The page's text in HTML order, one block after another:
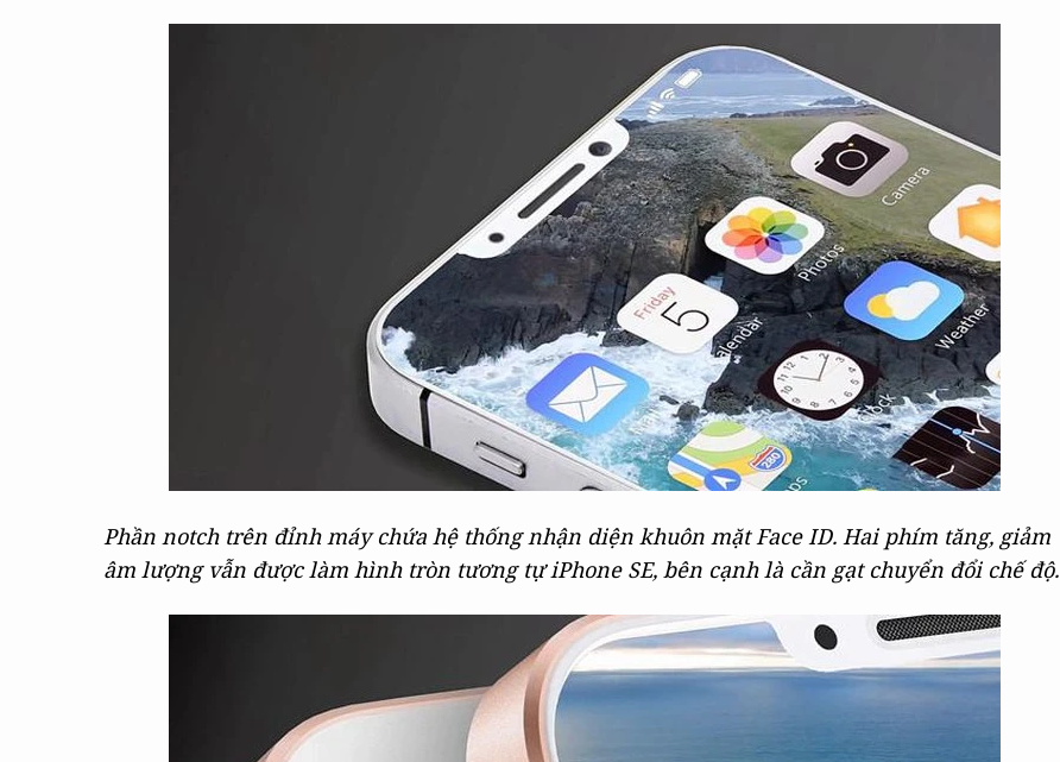
Phần notch trên đỉnh máy chứa hệ thống nhận diện khuôn mặt Face ID. Hai phím tăng, giảm
âm lượng vẫn được làm hình tròn tương tự iPhone SE, bên cạnh là cần gạt chuyển đổi chế độ.